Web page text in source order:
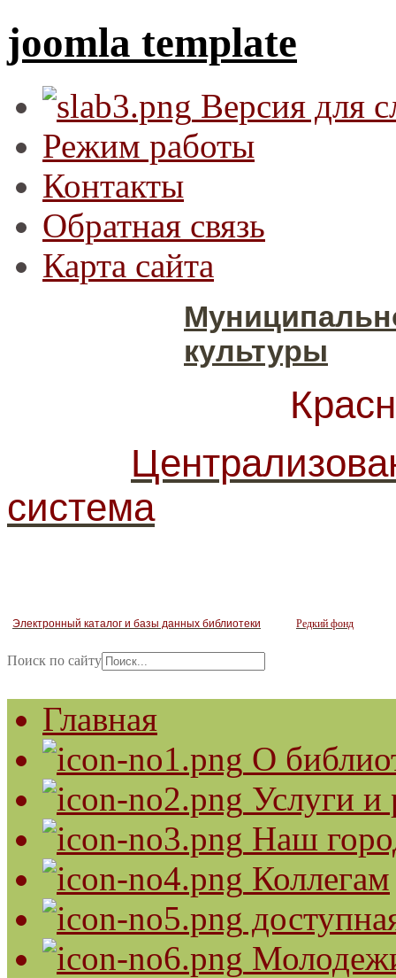
joomla template
Версия для
Режим работы
Контакты
Обратная связь
Карта сайта
культуры
система
Электронный каталог и базы данных библиотеки Редкий фонд
Поиск по сайту
Главная
О
Услуги и
Наш
Коллегам